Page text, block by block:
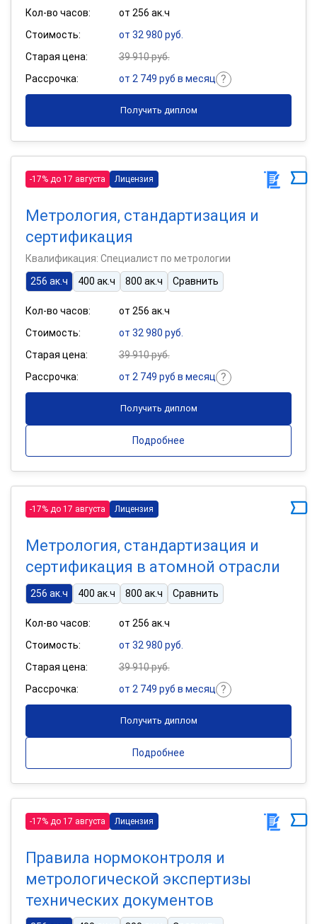
Кол-во часов:
от 256 ак.ч
Стоимость:
от 32 980 руб.
Старая цена:
39 910 руб.
Рассрочка:
от 2 749 руб в месяц
Получить диплом
-17% до 17 августа Лицензия
Метрология, стандартизация и
сертификация
Квалификация: Специалист по метрологии
256 ак.ч
400 ак.ч 800 ак.ч Сравнить
Кол-во часов:
от 256 ак.ч
Стоимость:
от 32 980 руб.
Старая цена:
39 910 руб.
Рассрочка:
от 2 749 руб в месяц
Получить диплом
Подробнее
-17% до 17 августа Лицензия
Метрология, стандартизация и
сертификация в атомной отрасли
256 ак.ч 400 ак.ч 800 ак.ч Сравнить
Кол-во часов:
от 256 ак.ч
Стоимость:
от 32 980 руб.
Старая цена:
39 910 руб.
Рассрочка:
от 2 749 руб в месяц
Получить диплом
Подробнее
-17% до 17 августа Лицензия
Правила нормоконтроля и
метрологической экспертизы
технических документов